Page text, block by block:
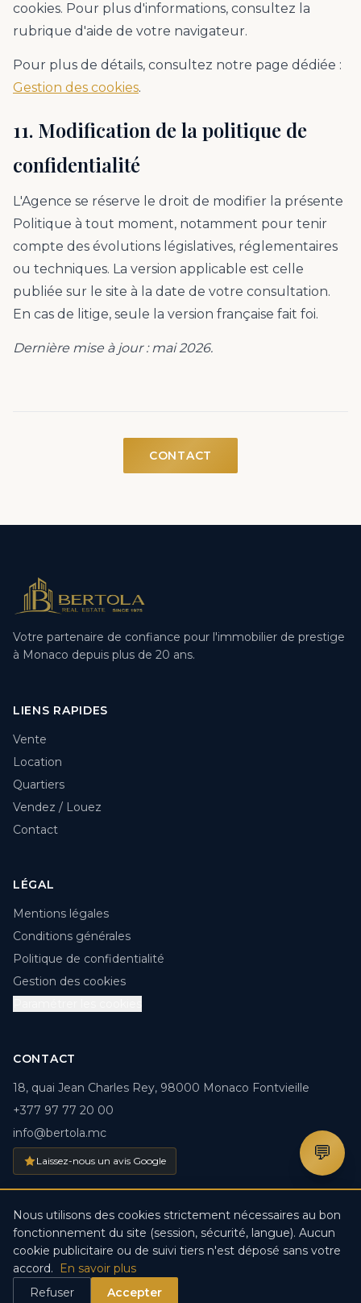
cookies. Pour plus d'informations, consultez la
rubrique d'aide de votre navigateur.
Pour plus de détails, consultez notre page dédiée :
Gestion des cookies.
11. Modification de la politique de
confidentialité
L'Agence se réserve le droit de modifier la présente
Politique à tout moment, notamment pour tenir
compte des évolutions législatives, réglementaires
ou techniques. La version applicable est celle
publiée sur le site à la date de votre consultation.
En cas de litige, seule la version française fait foi.
Dernière mise à jour : mai 2026.
CONTACT
Votre partenaire de confiance pour l'immobilier de prestige
à Monaco depuis plus de 20 ans.
LIENS RAPIDES
Vente
Location
Quartiers
Vendez / Louez
Contact
LÉGAL
Mentions légales
Conditions générales
Politique de confidentialité
Gestion des cookies
CONTACT
18, quai Jean Charles Rey, 98000 Monaco Fontvieille
+377 97 77 20 00
info@bertola.mc
Laissez-nous un avis Google
© 2026 BERTOLA.MC. Tous droits réservés. · Créé parDDV
Nous utilisons des cookies strictement nécessaires au bon
fonctionnement du site (session, sécurité, langue). Aucun
cookie publicitaire ou de suivi tiers n'est déposé sans votre
accord.
En savoir plus
Refuser
Accepter
💬